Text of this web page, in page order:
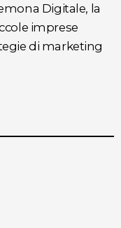
Digitale, la
imprese
di marketing